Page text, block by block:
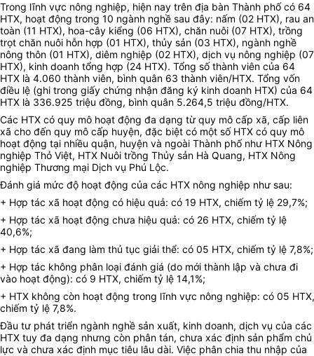
Trong lĩnh vực nông nghiệp, hiện nay trên địa bàn Thành phố có 64
HTX, hoạt động trong 10 ngành nghề sau đây: nấm (02 HTX), rau an
toàn (11 HTX), hoa-cây kiểng (06 HTX), chăn nuôi (07 HTX), trồng
trọt chăn nuôi hỗn hợp (01 HTX), thủy sản (03 HTX), ngành nghề
nông thôn (01 HTX), diêm nghiệp (02 HTX), dịch vụ nông nghiệp (07
HTX), kinh doanh tổng hợp (24 HTX). Tổng số thành viên của 64
HTX là 4.060 thành viên, bình quân 63 thành viên/HTX. Tổng vốn
điều lệ (ghi trong giấy chứng nhận đăng ký kinh doanh HTX) của 64
HTX là 336.925 triệu đồng, bình quân 5.264,5 triệu đồng/HTX.
Các HTX có quy mô hoạt động đa dạng từ quy mô cấp xã, cấp liên
xã cho đến quy mô cấp huyện, đặc biệt có một số HTX có quy mô
hoạt động tại nhiều quận, huyện và ngoài Thành phố như HTX Nông
nghiệp Thỏ Việt, HTX Nuôi trồng Thủy sản Hà Quang, HTX Nông
nghiệp Thương mại Dịch vụ Phú Lộc.
Đánh giá mức độ hoạt động của các HTX nông nghiệp như sau:
+ Hợp tác xã hoạt động có hiệu quả: có 19 HTX, chiếm tỷ lệ 29,7%;
+ Hợp tác xã hoạt động chưa hiệu quả: có 26 HTX, chiếm tỷ lệ
40,6%;
+ Hợp tác xã đang làm thủ tục giải thể: có 05 HTX, chiếm tỷ lệ 7,8%;
+ Hợp tác không phân loại đánh giá (do mới thành lập và chưa đi
vào hoạt động): có 9 HTX, chiếm tỷ lệ 14,1%;
+ HTX không còn hoạt động trong lĩnh vực nông nghiệp: có 05 HTX,
chiếm tỷ lệ 7,8%.
Đầu tư phát triển ngành nghề sản xuất, kinh doanh, dịch vụ của các
HTX tuy đa dạng nhưng còn phân tán, chưa xác định sản phẩm chủ
lực và chưa xác định mục tiêu lâu dài. Việc phân chia thu nhập của